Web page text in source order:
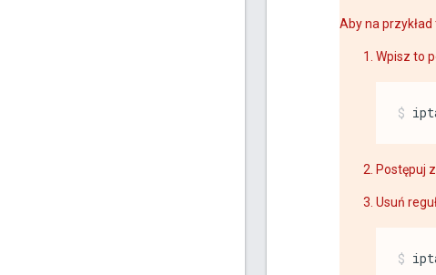
Aby na
Wpisz to
Postępuj
Usuń